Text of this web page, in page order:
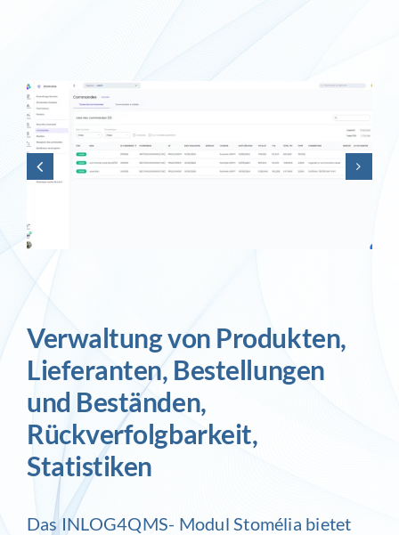
Kontakt
Verwaltung von Produkten,
Lieferanten, Bestellungen
und Beständen,
Rückverfolgbarkeit,
Statistiken
Das INLOG4QMS- Modul Stomélia bietet